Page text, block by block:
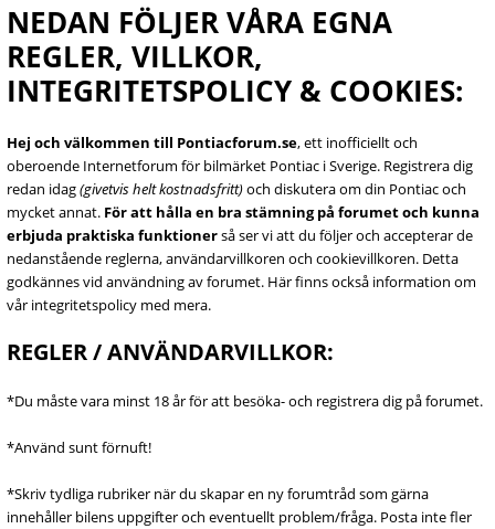
NEDAN FÖLJER VÅRA EGNA
REGLER, VILLKOR,
INTEGRITETSPOLICY & COOKIES:
Hej och välkommen till Pontiacforum.se, ett inofficiellt och
oberoende Internetforum för bilmärket Pontiac i Sverige. Registrera dig
redan idag(givetvis helt kostnadsfritt)och diskutera om din Pontiac och
mycket annat. För att hålla en bra stämning på forumet och kunna
erbjuda praktiska funktionerså ser vi att du följer och accepterar de
nedanstående reglerna, användarvillkoren och cookievillkoren. Detta
godkännes vid användning av forumet. Här finns också information om
vår integritetspolicy med mera.
REGLER / ANVÄNDARVILLKOR:
*Du måste vara minst 18 år för att besöka- och registrera dig på forumet.
*Använd sunt förnuft!
*Skriv tydliga rubriker när du skapar en ny forumtråd som gärna
innehåller bilens uppgifter och eventuellt problem/fråga. Posta inte fler